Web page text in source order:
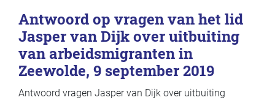
Antwoord op vragen van het lid
Jasper van Dijk over uitbuiting
van arbeidsmigranten in
Zeewolde, 9 september 2019
Antwoord vragen Jasper van Dijk over uitbuiting